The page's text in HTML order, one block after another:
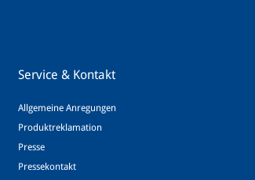
Service & Kontakt
Allgemeine Anregungen
Produktreklamation
Presse
Pressekontakt